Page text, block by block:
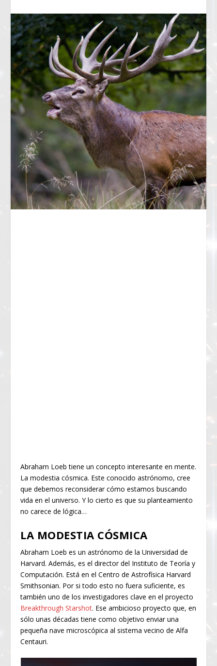
Abraham Loeb tiene un concepto interesante en mente.
La modestia cósmica. Este conocido astrónomo, cree
que debemos reconsiderar cómo estamos buscando
vida en el universo. Y lo cierto es que su planteamiento
no carece de lógica…
LA MODESTIA CÓSMICA
Abraham Loeb es un astrónomo de la Universidad de
Harvard. Además, es el director del Instituto de Teoría y
Computación. Está en el Centro de Astrofísica Harvard
Smithsonian. Por si todo esto no fuera suficiente, es
también uno de los investigadores clave en el proyecto
Breakthrough Starshot. Ese ambicioso proyecto que, en
sólo unas décadas tiene como objetivo enviar una
pequeña nave microscópica al sistema vecino de Alfa
Centauri.